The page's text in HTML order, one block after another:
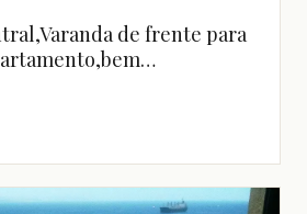
de frente para
orientação
um belo imóvel,Em
mobiliado,Andar